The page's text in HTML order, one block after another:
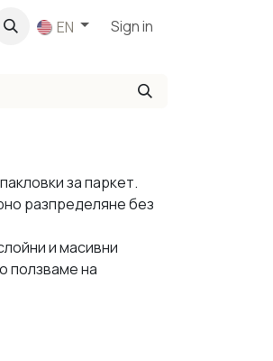
EN Sign in
за паркет.
разпределяне без
и масивни
ползваме на